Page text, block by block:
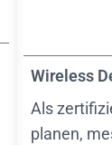
Wireless
Als
planen,